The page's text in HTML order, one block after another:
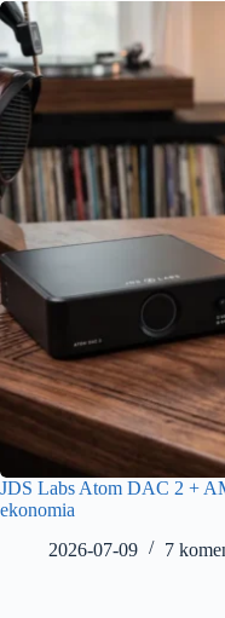
JDS Labs Atom DAC 2 +
ekonomia
2026-07-09
7